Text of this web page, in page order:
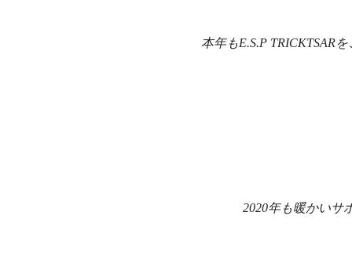
本年もE.S.P TRICKTSAR
2020年も暖かいサ